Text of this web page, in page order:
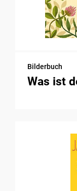
Bilderbuch
Was ist